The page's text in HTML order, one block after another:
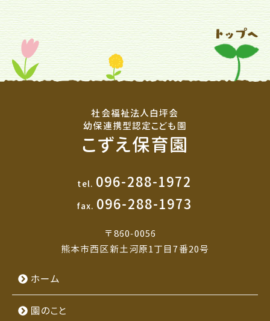
社会福祉法人白坪会
幼保連携型認定こども園
こずえ保育園
tel. 096-288-1972
fax. 096-288-1973
〒860-0056
熊本市西区新土河原1丁目7番20号
ホーム
園のこと